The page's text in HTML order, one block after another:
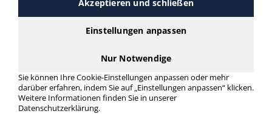
Versandtaschen C5 Versandtaschen C4
Akzeptieren und schließen
Einstellungen anpassen
Nur Notwendige
Sie können Ihre Cookie-Einstellungen anpassen oder mehr
darüber erfahren, indem Sie auf „Einstellungen anpassen“ klicken.
Weitere Informationen finden Sie in unserer
Datenschutzerklärung.